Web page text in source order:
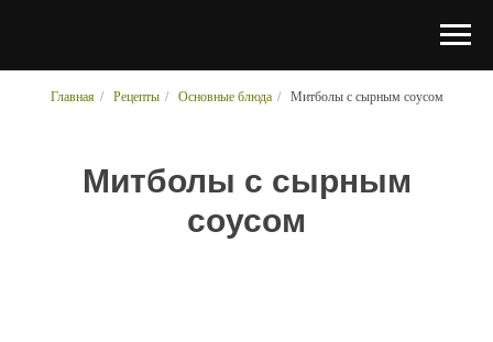
Главная / Рецепты / Основные блюда / Митболы с сырным соусом
Митболы с сырным
соусом